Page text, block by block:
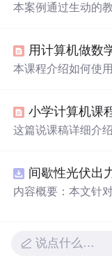
供了
本案例通过生动的
本课程介绍如何使
水平进行了调整，
这篇说课稿详细介
等技能。教学过程
和协作，旨在提升
内容概要：本文针
含光伏阵列、
与锂离子电池储能
说点什么…